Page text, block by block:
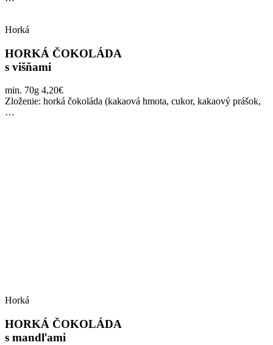
Horká
HORKÁ ČOKOLÁDA
s višňami
min. 70g 4,20€
Zloženie: horká čokoláda (kakaová hmota, cukor, kakaový prášok,
…
Horká
HORKÁ ČOKOLÁDA
s mandľami